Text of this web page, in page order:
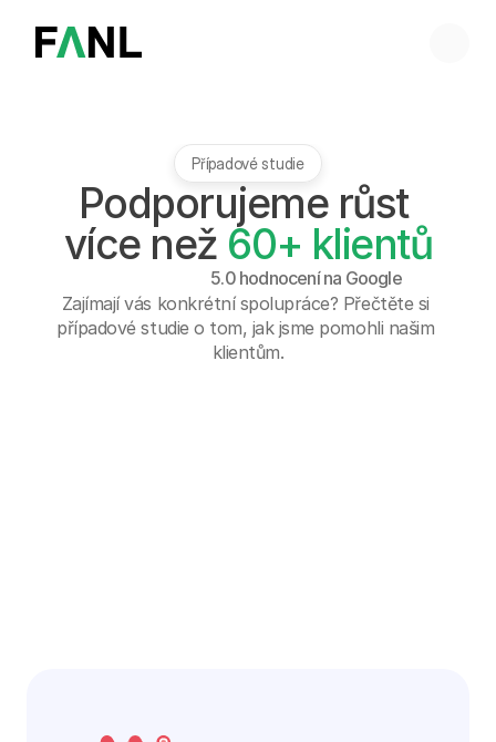
Případové studie
Podporujeme růst
více než 60+ klientů
5.0 hodnocení na Google
Zajímají vás konkrétní spolupráce? Přečtěte si
případové studie o tom, jak jsme pomohli našim
klientům.